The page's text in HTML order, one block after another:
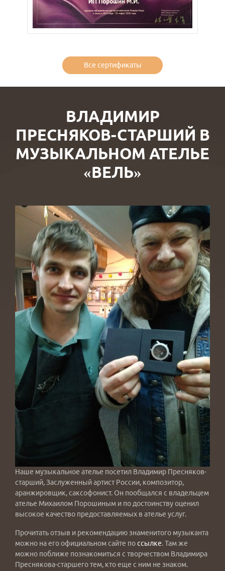
Все сертификаты
ВЛАДИМИР
ПРЕСНЯКОВ-СТАРШИЙ В
МУЗЫКАЛЬНОМ АТЕЛЬЕ
«ВЕЛЬ»
Наше музыкальное ателье посетил Владимир Пресняков-
старший, Заслуженный артист России, композитор,
аранжировщик, саксофонист. Он пообщался с владельцем
ателье Михаилом Порошиным и по достоинству оценил
высокое качество предоставляемых в ателье услуг.
Прочитать отзыв и рекомендацию знаменитого музыканта
можно на его официальном сайте поссылке. Там же
можно поближе познакомиться с творчеством Владимира
Преснякова-старшего тем, кто еще с ним не знаком.